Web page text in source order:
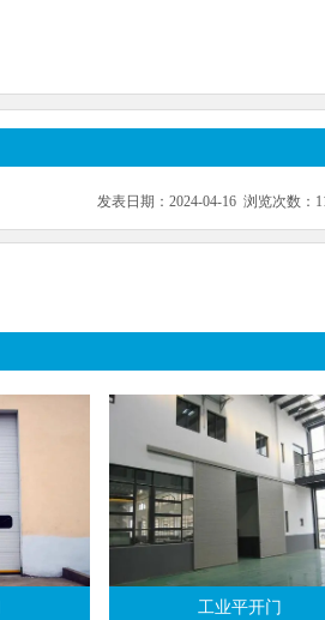
发表日期：2024-04-16 浏览次数：
工业平开门